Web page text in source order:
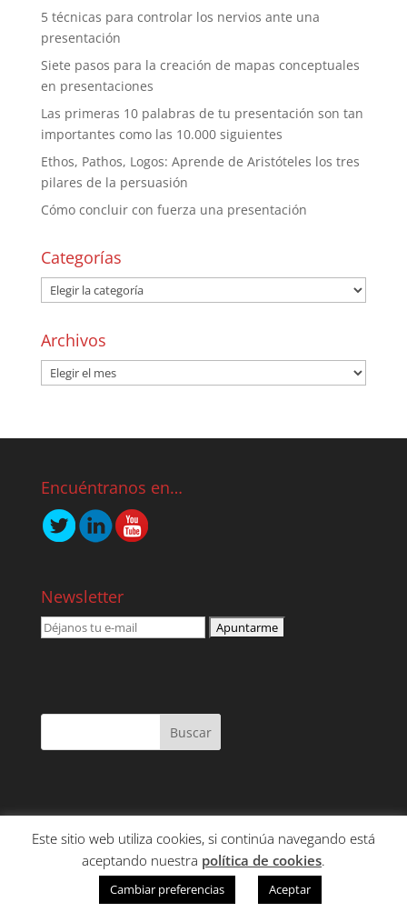
5 técnicas para controlar los nervios ante una
presentación
Siete pasos para la creación de mapas conceptuales
en presentaciones
Las primeras 10 palabras de tu presentación son tan
importantes como las 10.000 siguientes
Ethos, Pathos, Logos: Aprende de Aristóteles los tres
pilares de la persuasión
Cómo concluir con fuerza una presentación
Categorías
Archivos
Encuéntranos en…
Newsletter
SERVICIOS
CONTENIDO
CLIENTES
CONTACTO
Este sitio web utiliza cookies, si continúa navegando está
aceptando nuestra política de cookies.
Cambiar preferencias Aceptar